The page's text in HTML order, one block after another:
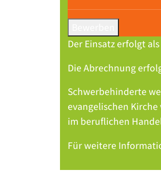
Der Einsatz erfolgt
Die Abrechnung
Schwerbehinderte
evangelischen
im beruflichen
Für weitere